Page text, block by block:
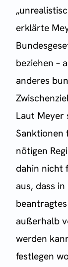
erklärte
beziehen –
anderes
Laut Meyer
Sanktionen
nötigen
dahin nicht
aus, dass
außerhalb
werden
festlegen